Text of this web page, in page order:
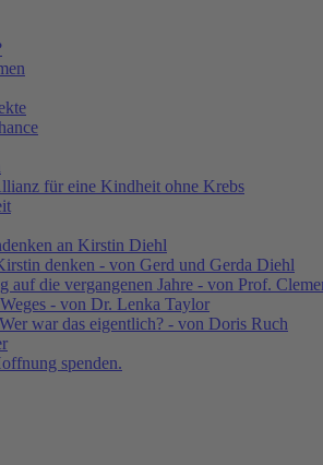
für eine Kindheit ohne Krebs
an Kirstin Diehl
denken - von Gerd und Gerda Diehl
auf die vergangenen Jahre - von Prof.
- von Dr. Lenka Taylor
war das eigentlich? - von Doris Ruch
spenden.